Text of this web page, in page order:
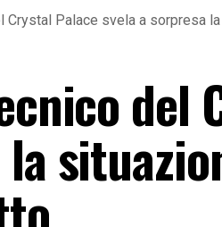
Crystal Palace svela a sorpresa
del